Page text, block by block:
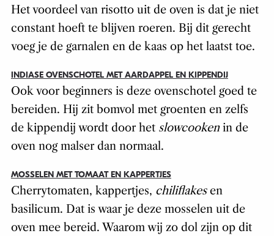
Het voordeel van risotto uit de oven is dat je niet
constant hoeft te blijven roeren. Bij dit gerecht
voeg je de garnalen en de kaas op het laatst toe.
INDIASE OVENSCHOTEL MET AARDAPPEL EN KIPPENDIJ
Ook voor beginners is deze ovenschotel goed te
bereiden. Hij zit bomvol met groenten en zelfs
de kippendij wordt door het slowcookenin de
oven nog malser dan normaal.
MOSSELEN MET TOMAAT EN KAPPERTJES
Cherrytomaten, kappertjes, chiliflakesen
basilicum. Dat is waar je deze mosselen uit de
oven mee bereid. Waarom wij zo dol zijn op dit